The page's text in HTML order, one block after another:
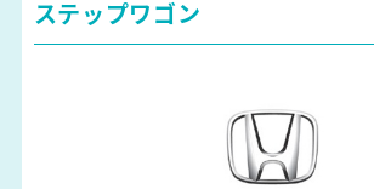
ステップワゴン